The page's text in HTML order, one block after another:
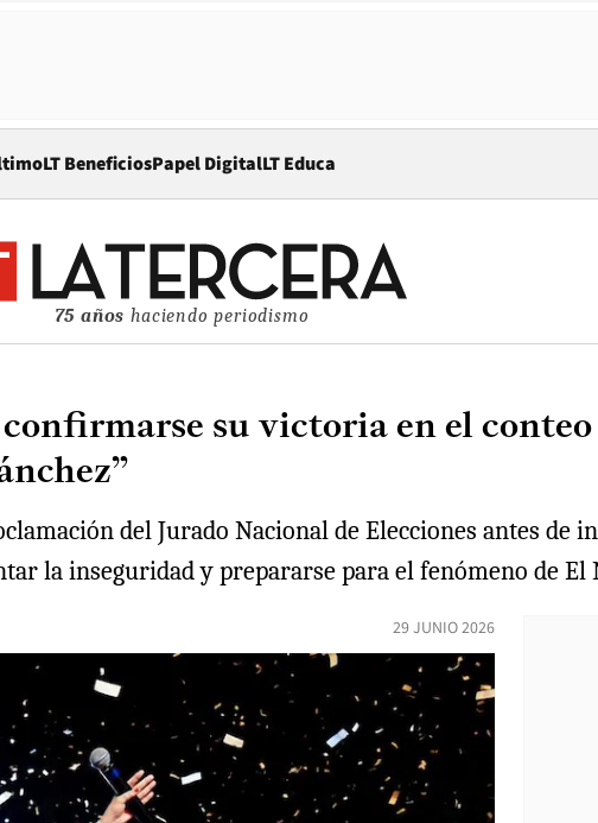
LT BeneficiosPapel DigitalOpens in new window
LT Educa
75 años haciendo periodismo
su victoria en el
del Jurado Nacional de Elecciones antes de
la inseguridad y prepararse para el fenómeno de El
29 JUNIO 2026